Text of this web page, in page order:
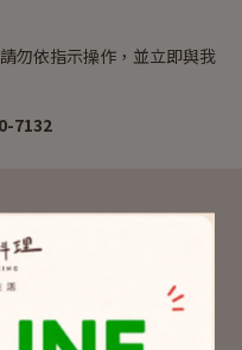
勿依指示操作，並立即與我
7132
案